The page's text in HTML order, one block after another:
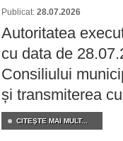
Publicat: 28.07.2026
Autoritatea
cu data de
Consiliului
și transmiterea
CITEŞTE MAI MULT...